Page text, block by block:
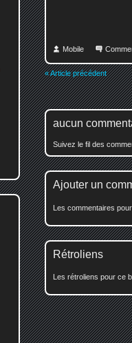
Mobile
« Article précédent
aucun
Suivez le fil des
Ajouter un
Les commentaires
Rétroliens
Les rétroliens pour ce